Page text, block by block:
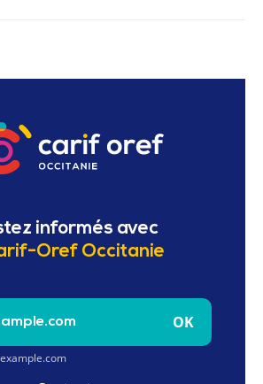
informés avec
Oref Occitanie
e-mail pour vous inscrire à la
OK